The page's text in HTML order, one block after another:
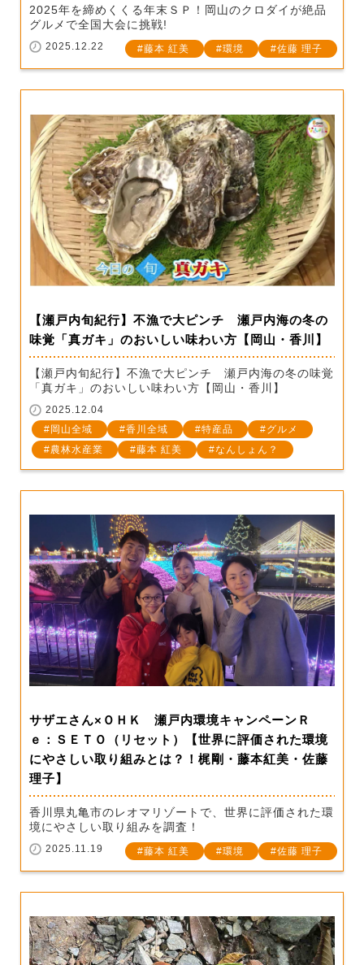
2025年を締めくくる年末ＳＰ！岡山のクロダイが絶品
グルメで全国大会に挑戦!
2025.12.22 藤本 紅美 環境 佐藤 理子
【瀬戸内旬紀行】不漁で大ピンチ 瀬戸内海の冬の
味覚「真ガキ」のおいしい味わい方【岡山・香川】
【瀬戸内旬紀行】不漁で大ピンチ 瀬戸内海の冬の味覚
「真ガキ」のおいしい味わい方【岡山・香川】
2025.12.04
岡山全域
香川全域 特産品
グルメ
農林水産業
藤本 紅美 なんしょん？
サザエさん×ＯＨＫ 瀬戸内環境キャンペーンＲ
ｅ：ＳＥＴＯ（リセット）【世界に評価された環境
にやさしい取り組みとは？！梶剛・藤本紅美・佐藤
理子】
香川県丸亀市のレオマリゾートで、世界に評価された環
境にやさしい取り組みを調査！
2025.11.19 藤本 紅美 環境 佐藤 理子